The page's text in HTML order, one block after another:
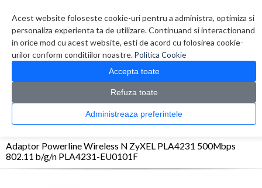
Acest website foloseste cookie-uri pentru a administra, optimiza si
personaliza experienta ta de utilizare. Continuand si interactionand
in orice mod cu acest website, esti de acord cu folosirea cookie-
urilor conform conditiilor noastre.Politica Cookie
Accepta toate
Refuza toate
Administreaza preferintele
0 produs(e)
CATALOG PRODUSE
> Adaptoare Powerline / PoE >
Adaptor Powerline Wireless N ZyXEL PLA4231 500Mbps
802.11 b/g/n PLA4231-EU0101F